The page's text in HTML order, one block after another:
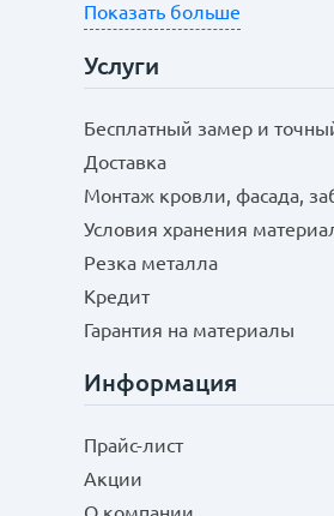
Показать больше
Услуги
Бесплатный замер и
Доставка
Монтаж кровли, фасада,
Условия хранения
Резка металла
Кредит
Гарантия на материалы
Информация
Прайс-лист
Акции